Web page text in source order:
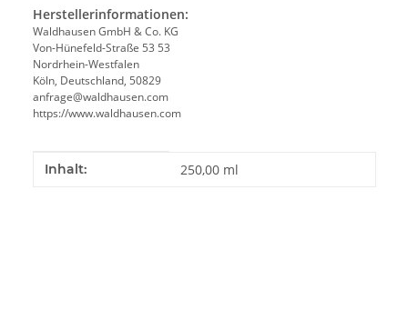
Herstellerinformationen:
Waldhausen GmbH & Co. KG
Von-Hünefeld-Straße 53 53
Nordrhein-Westfalen
Köln, Deutschland, 50829
anfrage@waldhausen.com
https://www.waldhausen.com
Produkteigenschaft
Wert
Inhalt: 250,00 ml